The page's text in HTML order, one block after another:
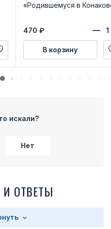
«Родившемуся в
470 ₽
В корзину
искали?
Нет
ОТВЕТЫ